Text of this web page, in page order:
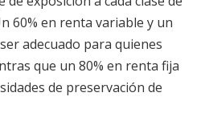
60% en renta variable y un
adecuado para quienes
que un 80% en renta fija
de preservación de